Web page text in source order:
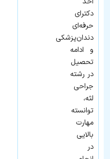
دکترای
حرفه‌ای
دندان‌پزشکی
و ادامه
تحصیل
در رشته
جراحی
لثه،
توانسته
مهارت
بالایی
در